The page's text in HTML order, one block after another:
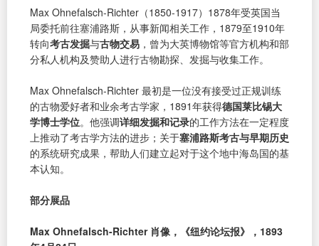
Max Ohnefalsch-Richter（1850-1917）1878年受英国当
局委托前往塞浦路斯，从事新闻相关工作，1879至1910年
转向考古发掘与古物交易 ，曾为大英博物馆等官方机构和部
分私人机构及赞助人进行古物勘探、发掘与收集工作。
Max Ohnefalsch-Richter 最初是一位没有接受过正规训练
的古物爱好者和业余考古学家，1891年获得德国莱比锡大
学博士学位。他强调详细发掘和记录的工作方法在一定程度
上推动了考古学方法的进步；关于塞浦路斯考古与早期历史
的系统研究成果，帮助人们建立起对于这个地中海岛国的基
本认知。
部分展品
Max Ohnefalsch-Richter 肖像，《纽约论坛报》，1893